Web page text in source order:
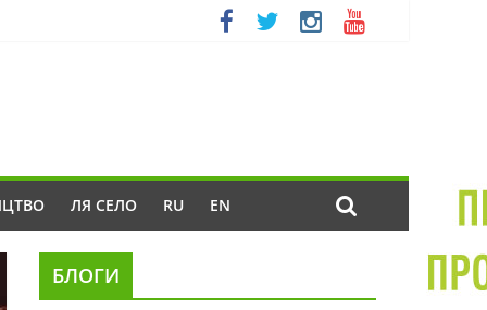
ЛЯ СЕЛО RU EN
БЛОГИ